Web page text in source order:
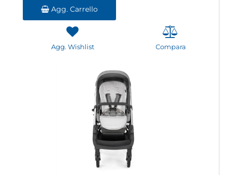
Agg. Carrello
Agg. Wishlist Compara